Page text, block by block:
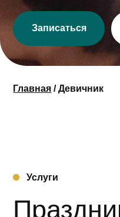
Главная / Девичник